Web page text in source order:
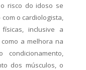
risco do idoso se
o cardiologista,
inclusive a
a melhora na
condicionamento,
dos músculos, o